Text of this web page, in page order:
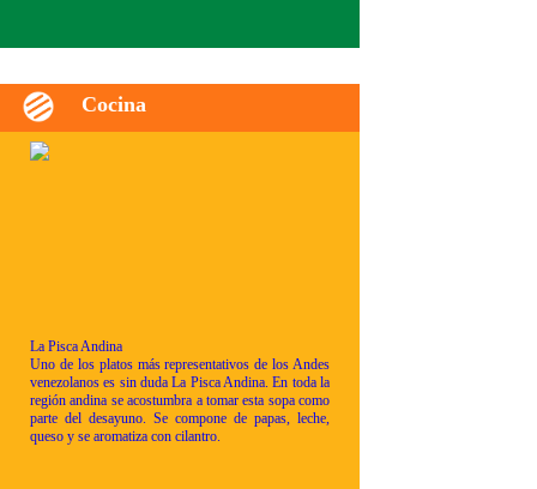
Cocina
La Pisca Andina
Uno de los platos más representativos de los Andes
venezolanos es sin duda La Pisca Andina. En toda la
región andina se acostumbra a tomar esta sopa como
parte del desayuno. Se compone de papas, leche,
queso y se aromatiza con cilantro.